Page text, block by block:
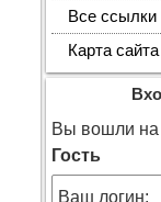
Все ссылки
Карта сайта
Вы вошли на
Гость
Ваш логин: